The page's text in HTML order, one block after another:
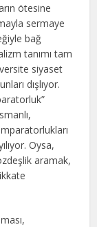
ötesine
sermaye
bağ
tanımı tam
siyaset
dışlıyor.
Oysa,
aramak,